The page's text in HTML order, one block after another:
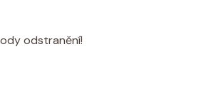
odstranění!